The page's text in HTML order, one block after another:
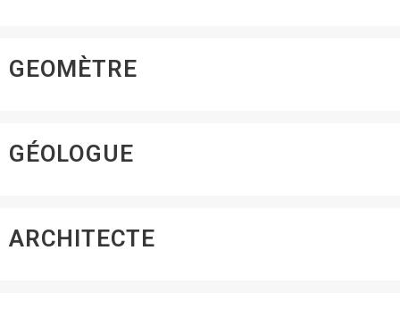
GEOMÈTRE
GÉOLOGUE
ARCHITECTE